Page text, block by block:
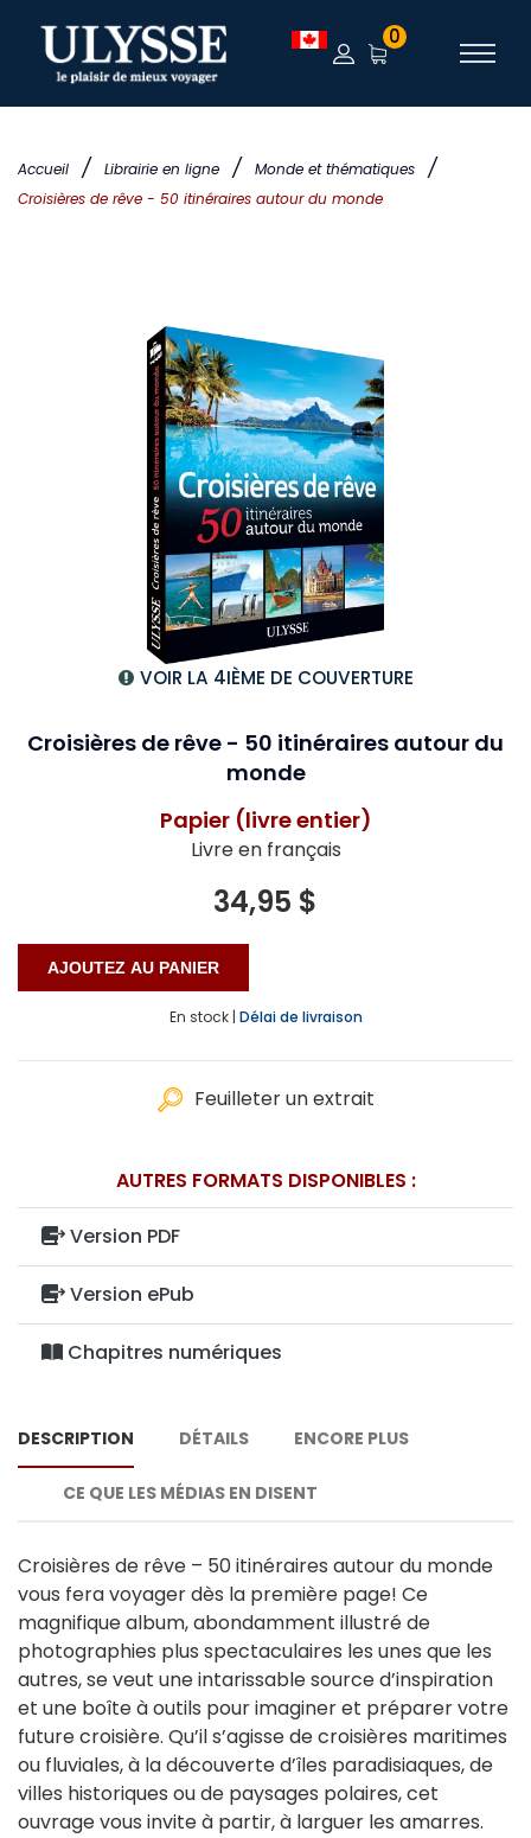
Accueil / Librairie en ligne / Monde et thématiques /
Croisières de rêve - 50 itinéraires autour du monde
0
VOIR LA 4IÈME DE COUVERTURE
Croisières de rêve - 50 itinéraires autour du
monde
Papier (livre entier)
Livre en français
34,95 $
En stock | Délai de livraison
Feuilleter un extrait
AUTRES FORMATS DISPONIBLES :
Version PDF
Version ePub
Chapitres numériques
DESCRIPTION DÉTAILS ENCORE PLUS
CE QUE LES MÉDIAS EN DISENT
Croisières de rêve – 50 itinéraires autour du monde
vous fera voyager dès la première page! Ce
magnifique album, abondamment illustré de
photographies plus spectaculaires les unes que les
autres, se veut une intarissable source d’inspiration
et une boîte à outils pour imaginer et préparer votre
future croisière. Qu’il s’agisse de croisières maritimes
ou fluviales, à la découverte d’îles paradisiaques, de
villes historiques ou de paysages polaires, cet
ouvrage vous invite à partir, à larguer les amarres.